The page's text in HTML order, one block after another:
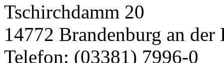
Tschirchdamm 20
14772 Brandenburg an der
Telefon: (03381) 7996-0